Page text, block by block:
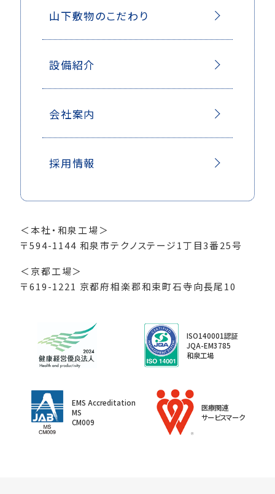
山下敷物のこだわり
設備紹介
会社案内
採用情報
＜本社・和泉工場＞
〒594-1144 和泉市テクノステージ1丁目3番25号
＜京都工場＞
〒619-1221 京都府相楽郡和束町石寺向長尾10
ISO140001認証
JQA-EM3785
和泉工場
EMS Accreditation
MS
CM009
医療関連
サービスマーク